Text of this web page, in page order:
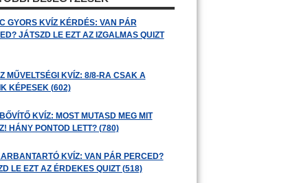
GYORS KVÍZ KÉRDÉS: VAN PÁR
JÁTSZD LE EZT AZ IZGALMAS QUIZT
MŰVELTSÉGI KVÍZ: 8/8-RA CSAK A
KÉPESEK (602)
KVÍZ: MOST MUTASD MEG MIT
HÁNY PONTOD LETT? (780)
KVÍZ: VAN PÁR PERCED?
LE EZT AZ ÉRDEKES QUIZT (518)